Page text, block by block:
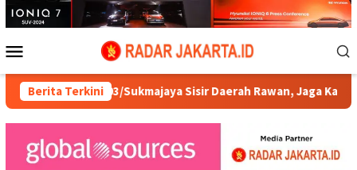
Loncat
ke
Mobile
Berita Terkini
03/Sukmajaya Sisir Daerah Rawan, Jaga Kamtibmas di